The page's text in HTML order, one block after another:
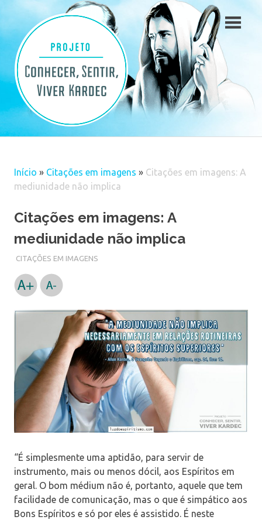
content
Início » Citações em imagens » Citações em imagens: A
mediunidade não implica
Citações em imagens: A
mediunidade não implica
CITAÇÕES EM IMAGENS
“É simplesmente uma aptidão, para servir de
instrumento, mais ou menos dócil, aos Espíritos em
geral. O bom médium não é, portanto, aquele que tem
facilidade de comunicação, mas o que é simpático aos
Bons Espíritos e só por eles é assistido. É neste